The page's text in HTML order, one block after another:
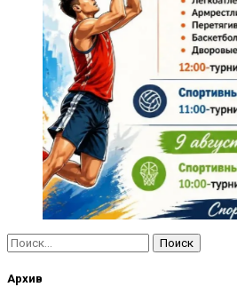
Найти:
Архив